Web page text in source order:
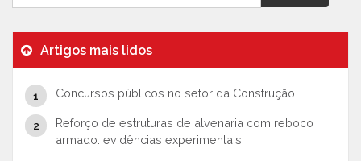
Artigos mais lidos
Concursos públicos no setor da Construção
Reforço de estruturas de alvenaria com reboco
armado: evidências experimentais